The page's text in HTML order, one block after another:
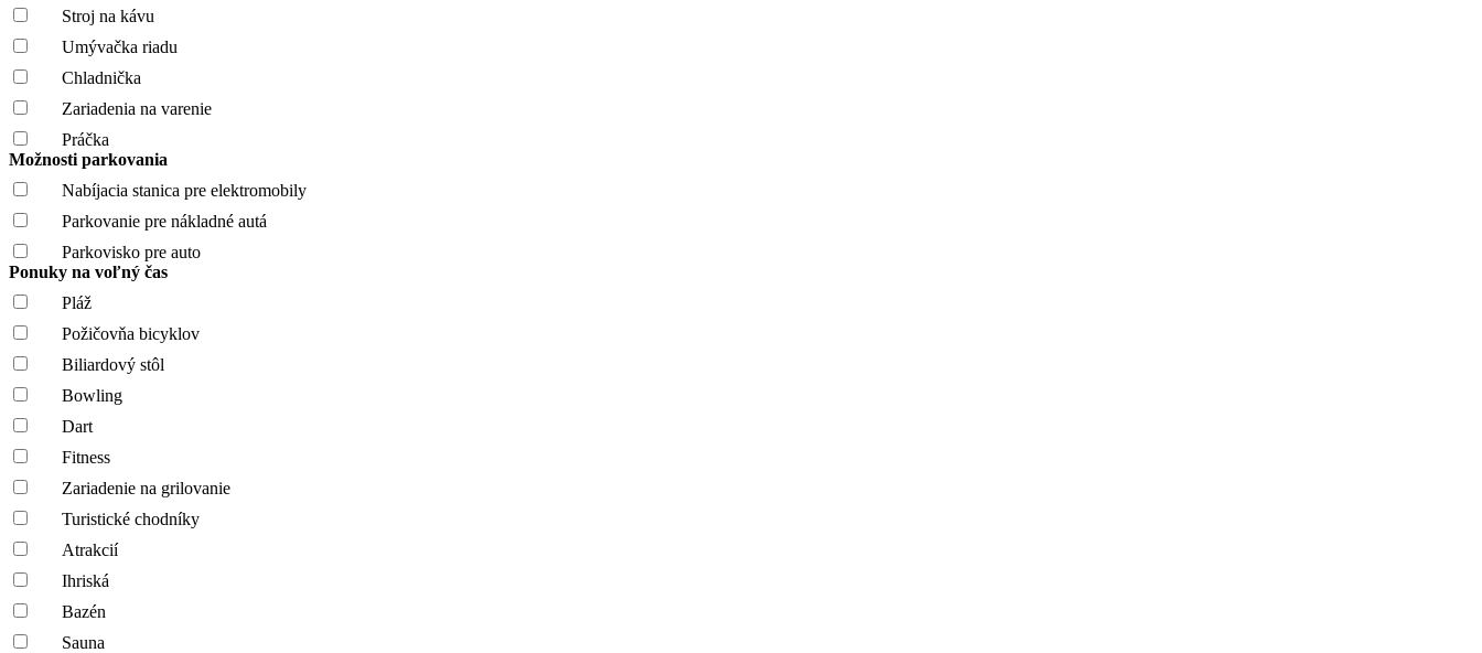
Stroj na kávu
Umývačka riadu
Chladnička
Zariadenia na varenie
Práčka
Možnosti parkovania
Nabíjacia stanica pre elektromobily
Parkovanie pre nákladné autá
Parkovisko pre auto
Ponuky na voľný čas
Pláž
Požičovňa bicyklov
Biliardový stôl
Bowling
Dart
Fitness
Zariadenie na grilovanie
Turistické chodníky
Atrakcií
Ihriská
Bazén
Sauna